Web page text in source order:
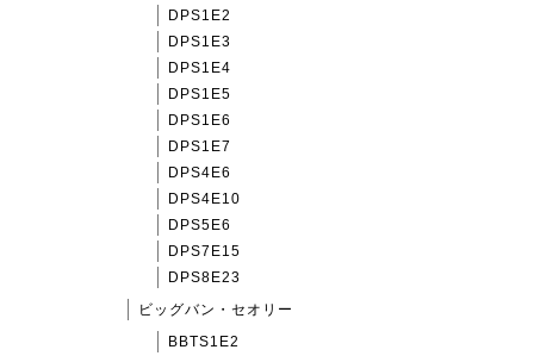
DPS1E2
DPS1E3
DPS1E4
DPS1E5
DPS1E6
DPS1E7
DPS4E6
DPS4E10
DPS5E6
DPS7E15
DPS8E23
ビッグバン・セオリー
BBTS1E2